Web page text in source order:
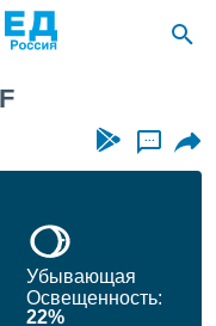
...
Убывающая
Освещенность:
22%